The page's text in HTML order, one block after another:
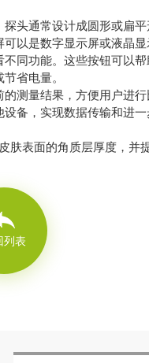
通常设计成圆形或扁平
是数字显示屏或液晶显
功能。这些按钮可以帮
省电量。
量结果，方便用户进行
备，实现数据传输和进一
表面的角质层厚度，并提
列表